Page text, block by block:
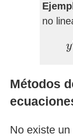
no
y
Métodos
No existe